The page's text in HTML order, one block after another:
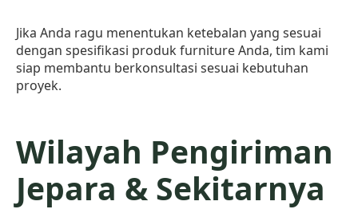
Jika Anda ragu menentukan ketebalan yang sesuai
dengan spesifikasi produk furniture Anda, tim kami
siap membantu berkonsultasi sesuai kebutuhan
proyek.
Wilayah Pengiriman
Jepara & Sekitarnya